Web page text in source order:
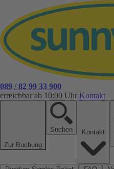
089 / 82 99 33 900
erreichbar ab 10:00 Uhr Kontakt
Zur Buchung
Suchen